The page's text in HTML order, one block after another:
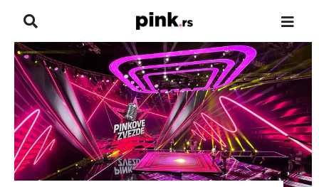
NASLOVNA
VESTI
ZADRUGA
SHOWBIZ